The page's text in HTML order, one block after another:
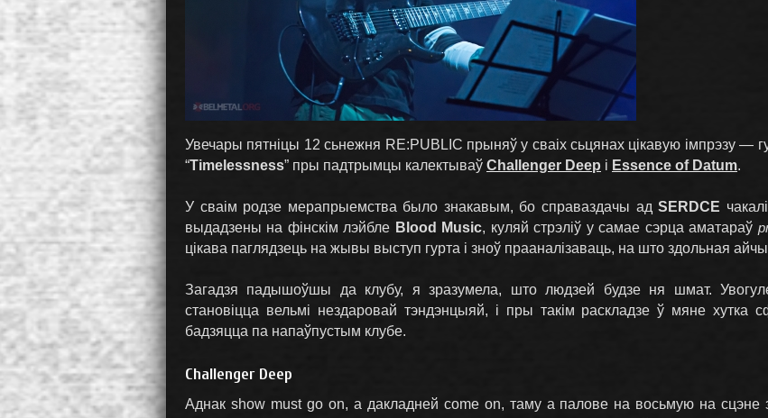
Увечары пятніцы 12 сьнежня RE:PUBLIC прыняў у сваіх сьцянах цікавую імпрэзу —
“Timelessness” пры падтрымцы калектываў Challenger Deep і Essence of Datum.
У сваім родзе мерапрыемства было знакавым, бо справаздачы адSERDCE
выдадзены на фінскім лэйбле Blood Music, куляй стрэліў у самае сэрца аматараў
цікава паглядзець на жывы выступ гурта і зноў прааналізаваць, на што здольная
Загадзя падышоўшы да клубу, я зразумела, што людзей будзе ня шмат.
становіцца вельмі нездаровай тэндэнцыяй, і пры такім раскладзе ў мяне хутка
бадзяцца па напаўпустым клубе.
Challenger Deep
Аднак show must go on, а дакладней come on, таму а палове на восьмую на сцэне